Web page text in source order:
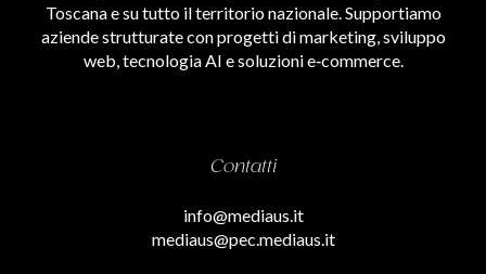
Toscana e su tutto il territorio nazionale. Supportiamo
aziende strutturate con progetti di marketing, sviluppo
web, tecnologia AI e soluzioni e‑commerce.
Contatti
info@mediaus.it
mediaus@pec.mediaus.it